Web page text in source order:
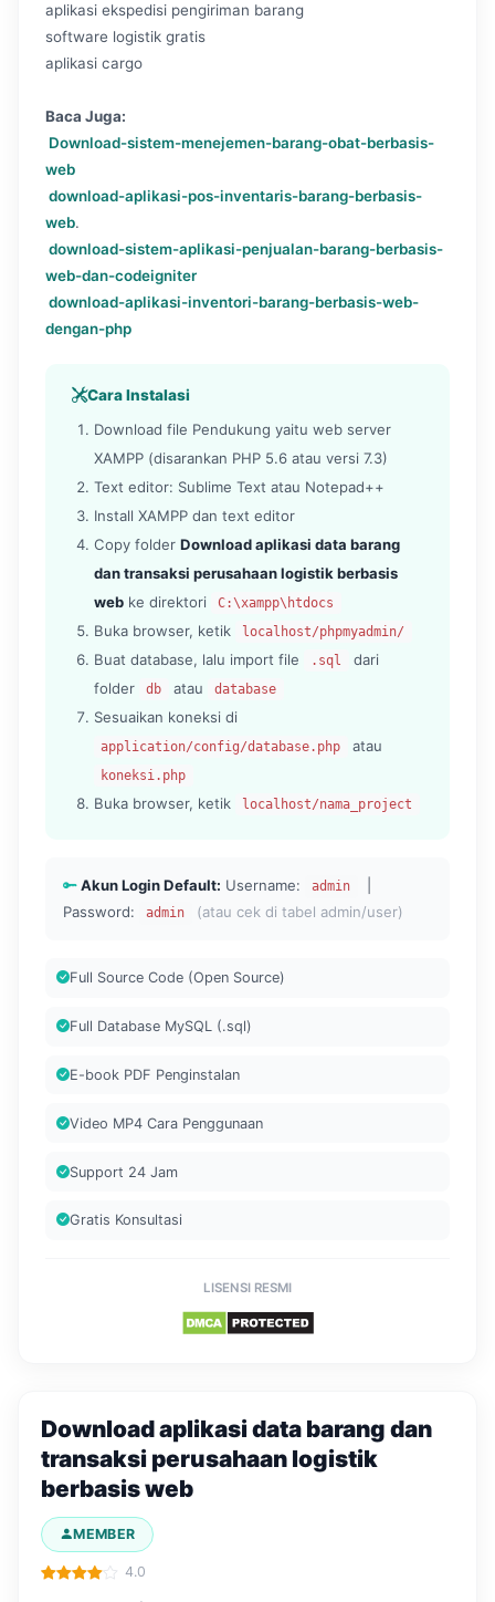
aplikasi ekspedisi pengiriman barang
software logistik gratis
aplikasi cargo
Baca Juga:
Download-sistem-menejemen-barang-obat-berbasis-
web
download-aplikasi-pos-inventaris-barang-berbasis-
web.
download-sistem-aplikasi-penjualan-barang-berbasis-
web-dan-codeigniter
download-aplikasi-inventori-barang-berbasis-web-
dengan-php
Cara Instalasi
Download file Pendukung yaitu web server
XAMPP (disarankan PHP 5.6 atau versi 7.3)
Text editor: Sublime Text atau Notepad++
Install XAMPP dan text editor
Copy folder Download aplikasi data barang
dan transaksi perusahaan logistik berbasis
web ke direktori C:\xampp\htdocs
Buka browser, ketik localhost/phpmyadmin/
Buat database, lalu import file .sql
dari
folder
db atau database
Sesuaikan koneksi di
application/config/database.php atau
koneksi.php
Buka browser, ketik localhost/nama_project
Akun Login Default: Username: admin
Password:
admin (atau cek di tabel admin/user)
Full Source Code (Open Source)
Full Database MySQL (.sql)
E-book PDF Penginstalan
Video MP4 Cara Penggunaan
Support 24 Jam
Gratis Konsultasi
LISENSI RESMI
Download aplikasi data barang dan
transaksi perusahaan logistik
berbasis web
MEMBER
4.0